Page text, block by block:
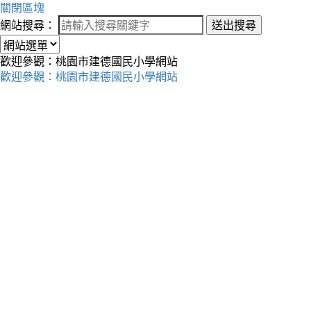
關閉區塊
網站搜尋：
送出搜尋
歡迎參觀：桃園市建德國民小學網站
歡迎參觀：桃園市建德國民小學網站